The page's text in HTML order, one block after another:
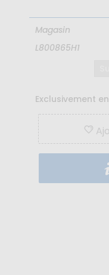
Magasin
L800865H1
Exclusivement